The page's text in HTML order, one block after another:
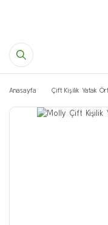
Anasayfa Çift Kişilik Yatak